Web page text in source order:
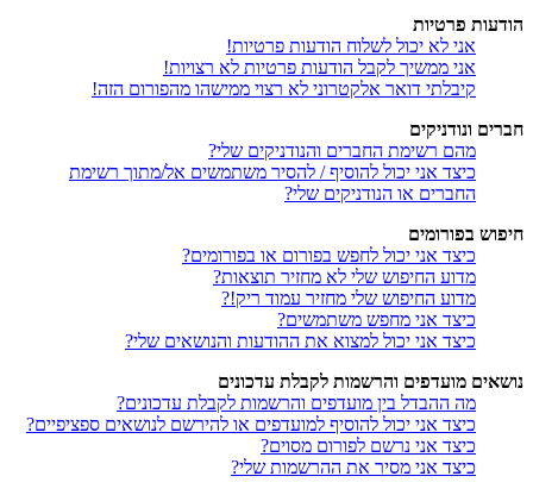
הודעות פרטיות
אני לא יכול לשלוח הודעות פרטיות!
אני ממשיך לקבל הודעות פרטיות לא רצויות!
קיבלתי דואר אלקטרוני לא רצוי ממישהו מהפורום הזה!
חברים ונודניקים
מהם רשימת החברים והנודניקים שלי?
כיצד אני יכול להוסיף / להסיר משתמשים אל/מתוך רשימת
החברים או הנודניקים שלי?
חיפוש בפורומים
כיצד אני יכול לחפש בפורום או בפורומים?
מדוע החיפוש שלי לא מחזיר תוצאות?
מדוע החיפוש שלי מחזיר עמוד ריק!?
כיצד אני מחפש משתמשים?
כיצד אני יכול למצוא את ההודעות והנושאים שלי?
נושאים מועדפים והרשמות לקבלת עדכונים
מה ההבדל בין מועדפים והרשמות לקבלת עדכונים?
כיצד אני יכול להוסיף למועדפים או להירשם לנושאים ספציפיים?
כיצד אני נרשם לפורום מסוים?
כיצד אני מסיר את ההרשמות שלי?